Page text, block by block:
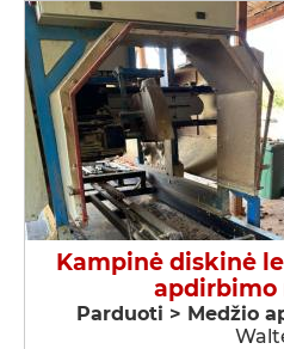
Kampinė diskinė
apdirbimo
Parduoti > Medžio